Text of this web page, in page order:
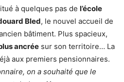
à quelques pas de l’école
Bled, le nouvel accueil de
bâtiment. Plus spacieux,
ancrée sur son territoire… La
aux premiers pensionnaires.
on a souhaité que le